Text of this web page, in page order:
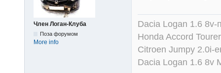
Член Логан-Клуба
Поза форумом
More info
Dacia Logan 1.6
Honda Accord
Citroen Jumpy 2.0i-
Dacia Logan 1.6 8v